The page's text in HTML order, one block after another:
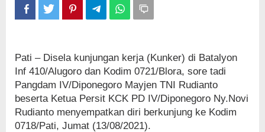
Pati – Disela kunjungan kerja (Kunker) di Batalyon
Inf 410/Alugoro dan Kodim 0721/Blora, sore tadi
Pangdam IV/Diponegoro Mayjen TNI Rudianto
beserta Ketua Persit KCK PD IV/Diponegoro Ny.Novi
Rudianto menyempatkan diri berkunjung ke Kodim
0718/Pati, Jumat (13/08/2021).